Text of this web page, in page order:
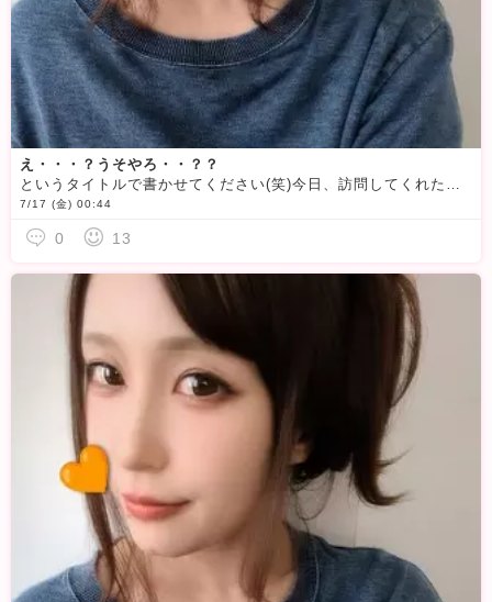
え・・・？うそやろ・・？？
というタイトルで書かせてください(笑)今日、訪問してくれた方なら見てくれてましたよね？🥹23時半から待機してたんですが…その間、
7/17 (金) 00:44
0 13